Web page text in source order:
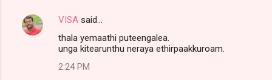
VISA said…
thala yemaathi puteengalea.
unga kitearunthu neraya ethirpaakkuroam.
2:24 PM